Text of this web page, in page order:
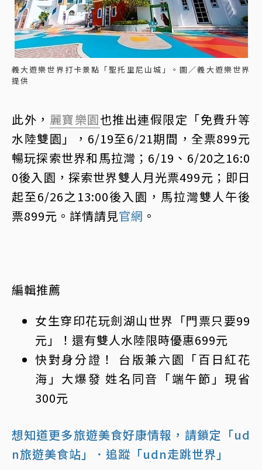
義大遊樂世界打卡景點「聖托里尼山城」。圖／義大遊樂世界
提供
此外， 麗寶樂園也推出連假限定「免費升等
水陸雙園」，6/19至6/21期間，全票899元
暢玩探索世界和馬拉灣；6/19、6/20之16:0
0後入園，探索世界雙人月光票499元；即日
起至6/26之13:00後入園，馬拉灣雙人午後
票899元。詳情請見官網 。
編輯推薦
女生穿印花玩劍湖山世界「門票只要99
元」！還有雙人水陸限時優惠699元
快對身分證！ 台版兼六園「百日紅花
海」大爆發 姓名同音「端午節」現省
300元
想知道更多旅遊美食好康情報，請鎖定「ud
n旅遊美食站」
．追蹤「udn走跳世界」